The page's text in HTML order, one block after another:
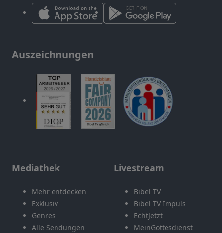
Auszeichnungen
Mediathek
Mehr entdecken
Exklusiv
Genres
Alle Sendungen
Livestream
Bibel TV
Bibel TV Impuls
EchtJetzt
MeinGottesdienst